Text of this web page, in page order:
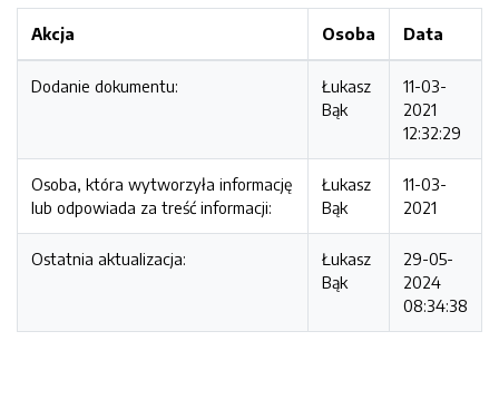
Akcja Osoba Data
Dodanie dokumentu:
Łukasz
Bąk
11-03-
2021
12:32:29
Osoba, która wytworzyła informację
lub odpowiada za treść informacji:
Łukasz
Bąk
11-03-
2021
Ostatnia aktualizacja:
Łukasz
Bąk
29-05-
2024
08:34:38